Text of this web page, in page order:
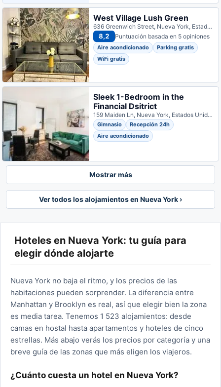
West Village Lush Green
636 Greenwich Street, Nueva York, Estados Unidos
8,2 Puntuación basada en 5 opiniones
Aire acondicionado
Parking gratis
WiFi gratis
Sleek 1-Bedroom in the
Financial Dsitrict
159 Maiden Ln, Nueva York, Estados Unidos
Gimnasio
Recepción 24h
Aire acondicionado
Mostrar más
Ver todos los alojamientos en Nueva York ›
Hoteles en Nueva York: tu guía para
elegir dónde alojarte
Nueva York no baja el ritmo, y los precios de las
habitaciones pueden sorprender. La diferencia entre
Manhattan y Brooklyn es real, así que elegir bien la zona
es media tarea. Tenemos 1 523 alojamientos: desde
camas en hostal hasta apartamentos y hoteles de cinco
estrellas. Más abajo verás los precios por categoría y una
breve guía de las zonas que más eligen los viajeros.
¿Cuánto cuesta un hotel en Nueva York?